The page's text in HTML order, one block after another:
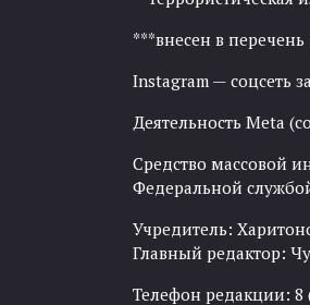
***внесен в
Instagram — соцсеть
Деятельность Meta
Средство массовой
Федеральной
Учредитель:
Главный редактор:
Телефон редакции: 8